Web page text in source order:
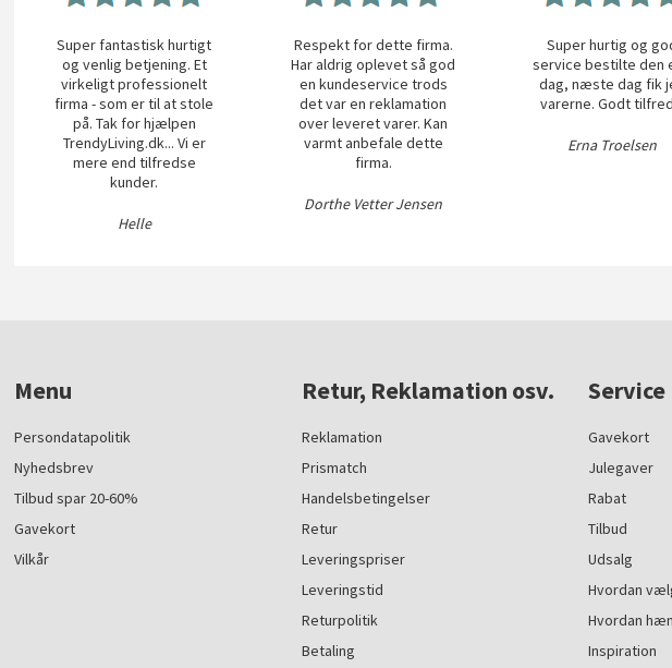
Super fantastisk hurtigt
og venlig betjening. Et
virkeligt professionelt
firma - som er til at stole
på. Tak for hjælpen
TrendyLiving.dk... Vi er
mere end tilfredse
kunder.
Helle
Respekt for dette firma.
Har aldrig oplevet så god
en kundeservice trods
det var en reklamation
over leveret varer. Kan
varmt anbefale dette
firma.
Dorthe Vetter Jensen
Super hurtig og
service bestilte den
dag, næste dag fik
varerne. Godt
Erna Troelsen
Menu
Persondatapolitik
Nyhedsbrev
Tilbud spar 20-60%
Gavekort
Vilkår
Retur, Reklamation osv.
Reklamation
Prismatch
Handelsbetingelser
Retur
Leveringspriser
Leveringstid
Returpolitik
Betaling
Service
Gavekort
Julegaver
Rabat
Tilbud
Udsalg
Hvordan
Hvordan
Inspiration